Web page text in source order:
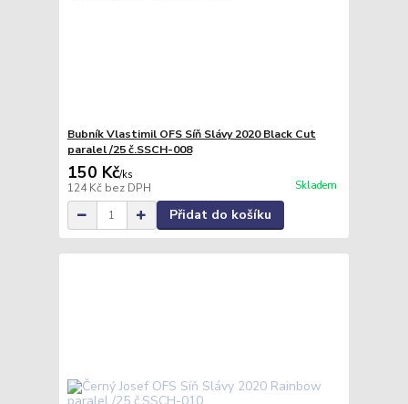
Bubník Vlastimil OFS Síň Slávy 2020 Black Cut
paralel /25 č.SSCH-008
150 Kč/ks
124 Kč bez DPH Skladem
Přidat do košíku